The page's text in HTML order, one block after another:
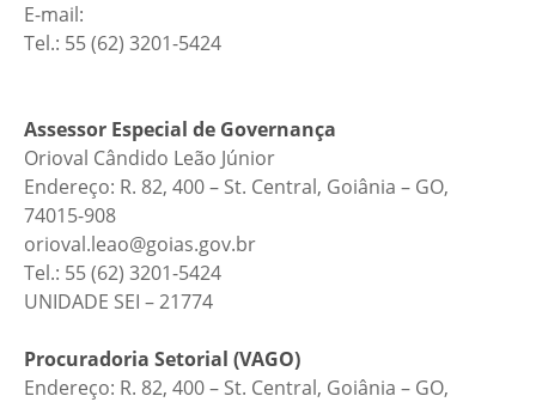
E-mail:
Tel.: 55 (62) 3201-5424
Assessor Especial de Governança
Orioval Cândido Leão Júnior
Endereço: R. 82, 400 – St. Central, Goiânia – GO,
74015-908
orioval.leao@goias.gov.br
Tel.: 55 (62) 3201-5424
UNIDADE SEI – 21774
Procuradoria Setorial (VAGO)
Endereço: R. 82, 400 – St. Central, Goiânia – GO,